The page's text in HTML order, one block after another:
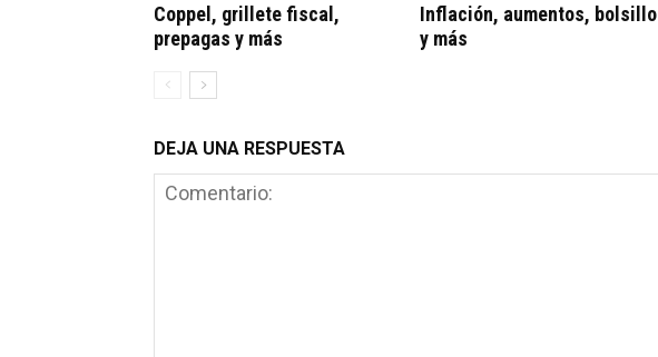
Coppel, grillete fiscal,
prepagas y más
Inflación, aumentos, bolsillo
y más
DEJA UNA RESPUESTA